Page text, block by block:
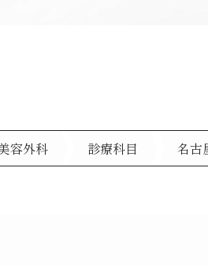
容外科 診療科目 名古